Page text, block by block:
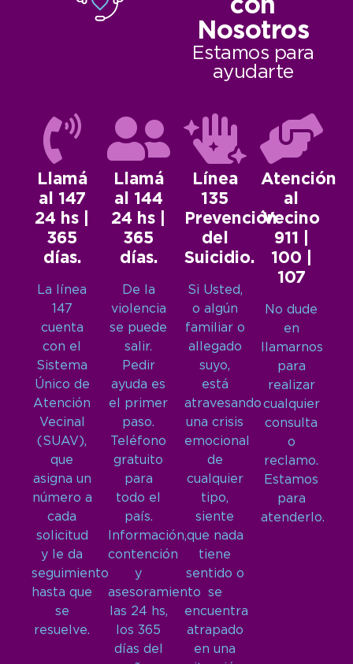
con
Nosotros
Estamos para
ayudarte
Llamá
al 147
24 hs |
365
días.
La línea
147
cuenta
con el
Sistema
Único de
Atención
Vecinal
(SUAV),
que
asigna un
número a
cada
solicitud
y le da
seguimiento
hasta que
se
resuelve.
Llamá
al 144
24 hs |
365
días.
De la
violencia
se puede
salir.
Pedir
ayuda es
el primer
paso.
Teléfono
gratuito
para
todo el
país.
Información,
contención
y
asesoramiento
las 24 hs,
los 365
días del
Línea
135
Prevención
del
Suicidio.
Si Usted,
o algún
familiar o
allegado
suyo,
está
atravesando
una crisis
emocional
de
cualquier
tipo,
siente
que nada
tiene
sentido o
se
encuentra
atrapado
en una
Atención
al
Vecino
911 |
100 |
107
No dude
en
llamarnos
para
realizar
cualquier
consulta
o
reclamo.
Estamos
para
atenderlo.